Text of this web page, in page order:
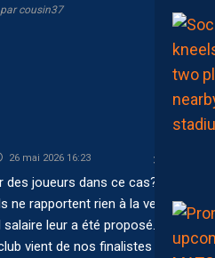
cousin37
26 mai 2026 16:23
joueurs dans ce cas? Ils
ne rapportent rien à la vente…
leur a été proposé.
vient de nos finalistes de la